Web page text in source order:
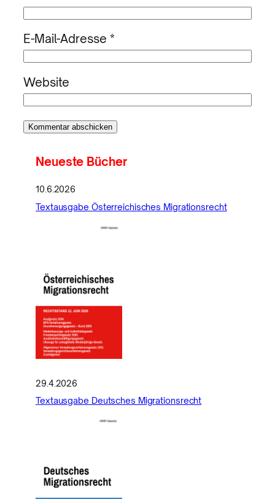
E-Mail-Adresse *
Website
Neueste Bücher
10.6.2026
Textausgabe Österreichisches Migrationsrecht
29.4.2026
Textausgabe Deutsches Migrationsrecht